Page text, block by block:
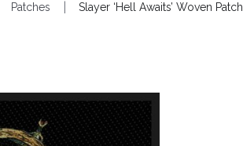
Patches Slayer ‘Hell Awaits’ Woven Patch